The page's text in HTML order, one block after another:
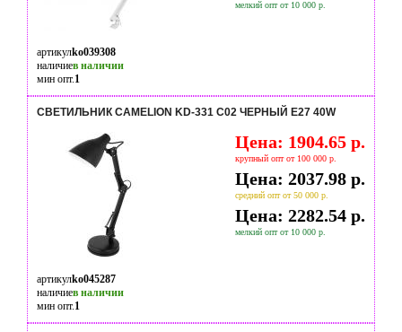
мелкий опт от 10 000 р.
артикулko039308
наличиев наличии
мин опт.1
СВЕТИЛЬНИК CAMELION KD-331 C02 ЧЕРНЫЙ E27 40W
Цена: 1904.65 р.
крупный опт от 100 000 р.
Цена: 2037.98 р.
средний опт от 50 000 р.
Цена: 2282.54 р.
мелкий опт от 10 000 р.
артикулko045287
наличиев наличии
мин опт.1